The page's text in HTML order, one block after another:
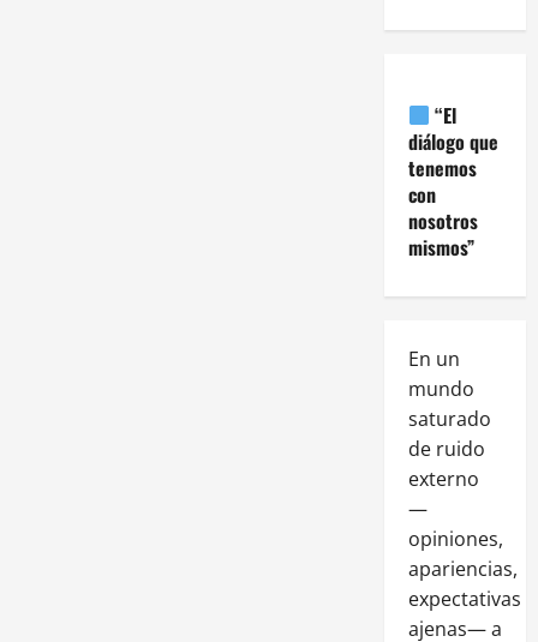
“El
diálogo que
tenemos
con
nosotros
mismos”
En un
mundo
saturado
de ruido
externo
—
opiniones,
apariencias,
expectativas
ajenas— a